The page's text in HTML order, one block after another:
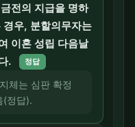
전의 지급을 명하
경우, 분할의무자는
이혼 성립 다음날
.
정답
체는 심판 확정
(정답).